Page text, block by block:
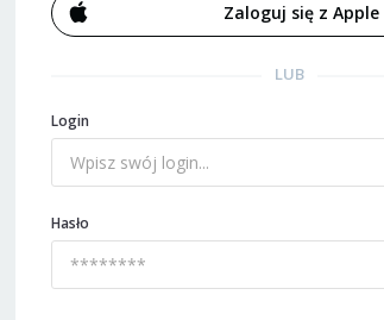
Zaloguj się z Apple
LUB
Login
Hasło